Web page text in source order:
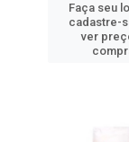
Faça seu
cadastre-
ver